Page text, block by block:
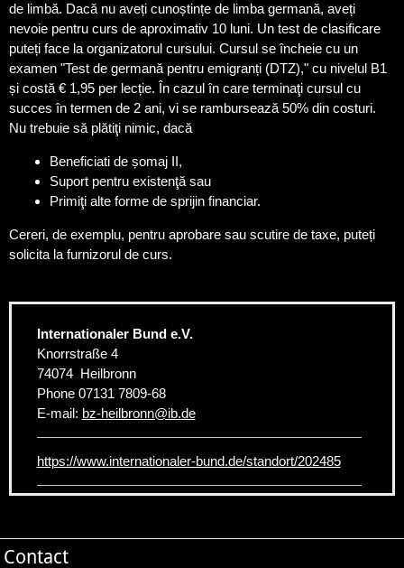
de limbă. Dacă nu aveți cunoștințe de limba germană, aveți
nevoie pentru curs de aproximativ 10 luni. Un test de clasificare
puteți face la organizatorul cursului. Cursul se încheie cu un
examen "Test de germană pentru emigranți (DTZ)," cu nivelul B1
și costă € 1,95 per lecție. În cazul în care terminaţi cursul cu
succes în termen de 2 ani, vi se rambursează 50% din costuri.
Nu trebuie să plătiţi nimic, dacă
Beneficiati de șomaj II,
Suport pentru existenţă sau
Primiţi alte forme de sprijin financiar.
Cereri, de exemplu, pentru aprobare sau scutire de taxe, puteți
solicita la furnizorul de curs.
Internationaler Bund e.V.
Knorrstraße 4
74074 Heilbronn
Phone 07131 7809-68
E-mail: bz-heilbronn@ib.de
https://www.internationaler-bund.de/standort/202485
Contact